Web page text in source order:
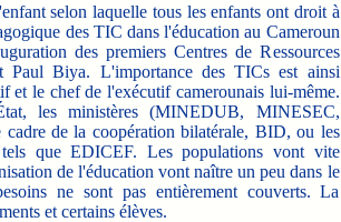
selon laquelle tous les enfants ont droit à
des TIC dans l'éducation au Cameroun
des premiers Centres de Ressources
Biya. L'importance des TICs est ainsi
et le chef de l'exécutif camerounais lui-même.
les ministères (MINEDUB, MINESEC,
de la coopération bilatérale, BID, ou les
que EDICEF. Les populations vont vite
de l'éducation vont naître un peu dans le
ne sont pas entièrement couverts. La
et certains élèves.